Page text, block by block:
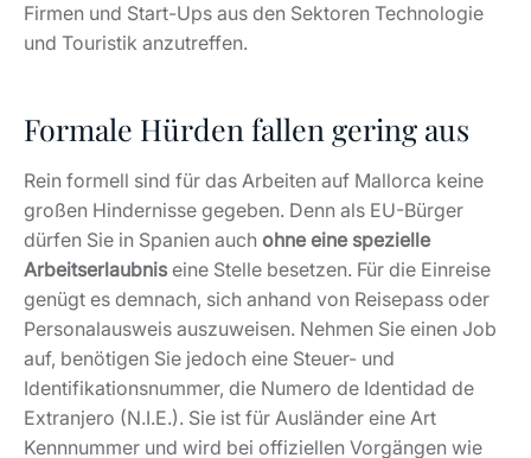
Firmen und Start-Ups aus den Sektoren Technologie
und Touristik anzutreffen.
Formale Hürden fallen gering aus
Rein formell sind für das Arbeiten auf Mallorca keine
großen Hindernisse gegeben. Denn als EU-Bürger
dürfen Sie in Spanien auch ohne eine spezielle
Arbeitserlaubniseine Stelle besetzen. Für die Einreise
genügt es demnach, sich anhand von Reisepass oder
Personalausweis auszuweisen. Nehmen Sie einen Job
auf, benötigen Sie jedoch eine Steuer- und
Identifikationsnummer, die Numero de Identidad de
Extranjero (N.I.E.). Sie ist für Ausländer eine Art
Kennnummer und wird bei offiziellen Vorgängen wie